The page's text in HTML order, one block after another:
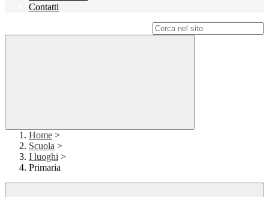
Contatti
Home >
Scuola >
I luoghi >
Primaria